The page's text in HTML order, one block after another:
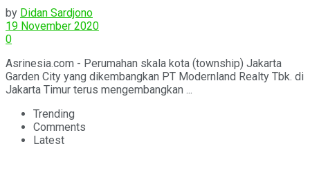
by Didan Sardjono
19 November 2020
0
Asrinesia.com - Perumahan skala kota (township) Jakarta
Garden City yang dikembangkan PT Modernland Realty Tbk. di
Jakarta Timur terus mengembangkan ...
Trending
Comments
Latest